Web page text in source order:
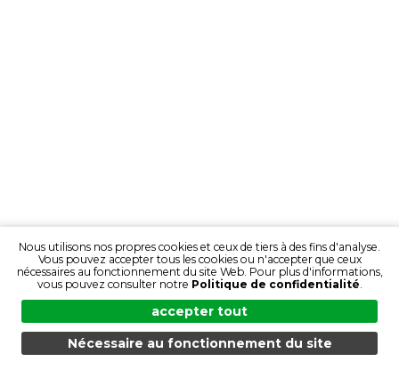
MENU RECHERCHE DES PRODUITS FR
Nous utilisons nos propres cookies et ceux de tiers à des fins d'analyse.
Vous pouvez accepter tous les cookies ou n'accepter que ceux
nécessaires au fonctionnement du site Web. Pour plus d'informations,
vous pouvez consulter notre Politique de confidentialité.
accepter tout
Nécessaire au fonctionnement du site